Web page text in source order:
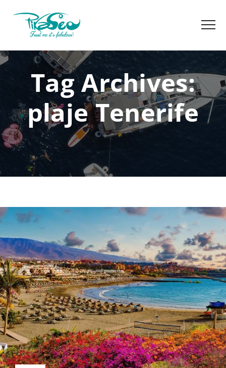
Tag Archives:
plaje Tenerife